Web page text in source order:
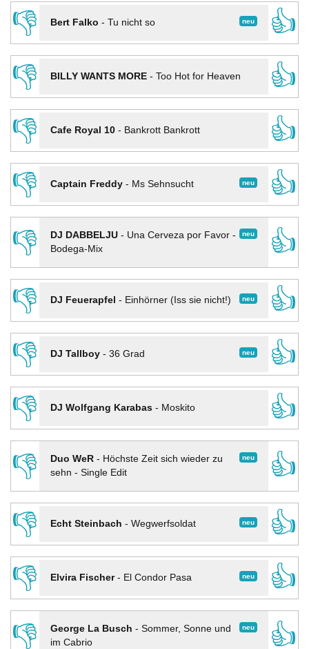
👎
neu
Bert Falko - Tu nicht so
👍
👎
BILLY WANTS MORE- Too Hot for Heaven
👍
👎
Cafe Royal 10- Bankrott Bankrott
👍
👎
neu
Captain Freddy- Ms Sehnsucht
👍
👎
neu
DJ DABBELJU- Una Cerveza por Favor -
Bodega-Mix
👍
👎
neu
DJ Feuerapfel - Einhörner (Iss sie nicht!)
👍
👎
neu
DJ Tallboy- 36 Grad
👍
👎
DJ Wolfgang Karabas- Moskito
👍
👎
neu
Duo WeR- Höchste Zeit sich wieder zu
sehn - Single Edit
👍
👎
neu
Echt Steinbach - Wegwerfsoldat
👍
👎
neu
Elvira Fischer- El Condor Pasa
👍
👎
neu
George La Busch - Sommer, Sonne und
im Cabrio
👍